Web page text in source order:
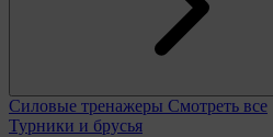
Силовые тренажеры Смотреть все
Турники и брусья